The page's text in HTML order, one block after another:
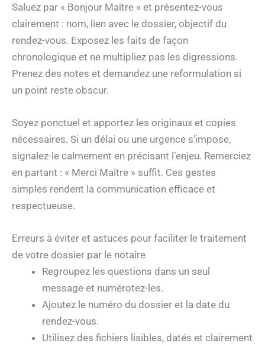
Saluez par « Bonjour Maître » et présentez-vous
clairement : nom, lien avec le dossier, objectif du
rendez-vous. Exposez les faits de façon
chronologique et ne multipliez pas les digressions.
Prenez des notes et demandez une reformulation si
un point reste obscur.
Soyez ponctuel et apportez les originaux et copies
nécessaires. Si un délai ou une urgence s’impose,
signalez-le calmement en précisant l’enjeu. Remerciez
en partant : « Merci Maître » suffit. Ces gestes
simples rendent la communication efficace et
respectueuse.
Erreurs à éviter et astuces pour faciliter le traitement
de votre dossier par le notaire
Regroupez les questions dans un seul
message et numérotez-les.
Ajoutez le numéro du dossier et la date du
rendez-vous.
Utilisez des fichiers lisibles, datés et clairement